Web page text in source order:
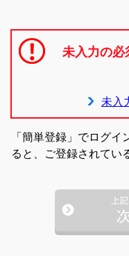
未入力の必
未入
「簡単登録」でログ
ると、ご登録されてい